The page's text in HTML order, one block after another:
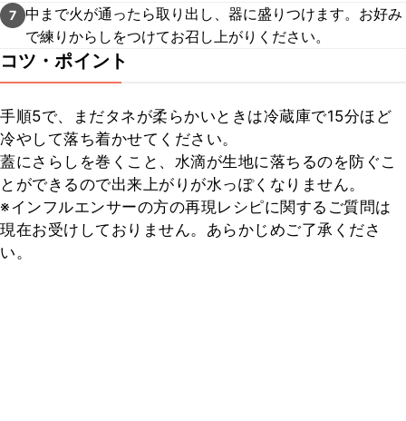
7 中まで火が通ったら取り出し、器に盛りつけます。お好み
で練りからしをつけてお召し上がりください。
コツ・ポイント
手順5で、まだタネが柔らかいときは冷蔵庫で15分ほど
冷やして落ち着かせてください。
蓋にさらしを巻くこと、水滴が生地に落ちるのを防ぐこ
とができるので出来上がりが水っぽくなりません。
※インフルエンサーの方の再現レシピに関するご質問は
現在お受けしておりません。あらかじめご了承くださ
い。